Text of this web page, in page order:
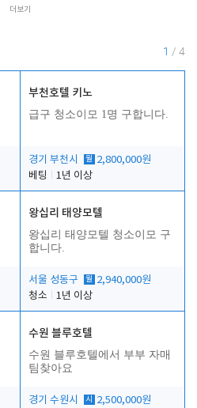
더보기
1 / 4
부천호텔 키노
급구 청소이모 1명 구합니다.
경기 부천시 월 2,800,000원
베팅
1년 이상
왕십리 태양모텔
왕십리 태양모텔 청소이모 구
합니다.
서울 성동구 월 2,940,000원
청소
1년 이상
수원 블루호텔
수원 블루호텔에서 부부 자매
팀찾아요
경기 수원시 시
2,500,000원